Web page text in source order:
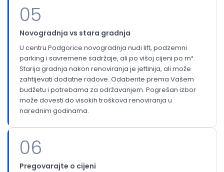
05
Novogradnja vs stara gradnja
U centru Podgorice novogradnja nudi lift, podzemni
parking i savremene sadržaje, ali po višoj cijeni po m².
Starija gradnja nakon renoviranja je jeftinija, ali može
zahtijevati dodatne radove. Odaberite prema Vašem
budžetu i potrebama za održavanjem. Pogrešan izbor
može dovesti do visokih troškova renoviranja u
narednim godinama.
06
Pregovarajte o cijeni